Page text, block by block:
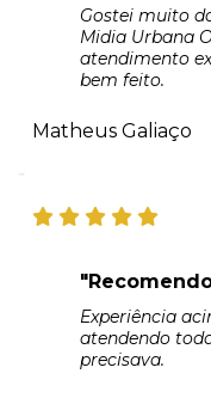
Gostei muito
Midia Urbana
atendimento
bem feito.
Matheus Galiaço
Experiência
atendendo
precisava.